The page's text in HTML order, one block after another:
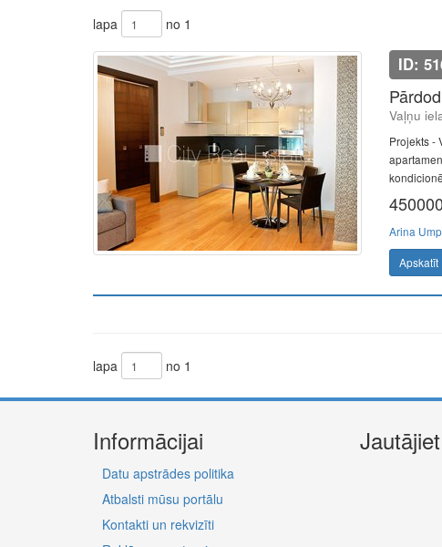
lapa no 1
ID:
Vaļņu
Projekts -
Arina
Apskatīt
lapa no 1
Informācijai
Datu apstrādes politika
Atbalsti mūsu portālu
Kontakti un rekvizīti